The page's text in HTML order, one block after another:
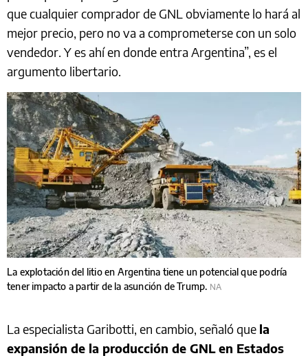
que cualquier comprador de GNL obviamente lo hará al
mejor precio, pero no va a comprometerse con un solo
vendedor. Y es ahí en donde entra Argentina”, es el
argumento libertario.
La explotación del litio en Argentina tiene un potencial que podría
tener impacto a partir de la asunción de Trump. NA
La especialista Garibotti, en cambio, señaló que la
expansión de la producción de GNL en Estados